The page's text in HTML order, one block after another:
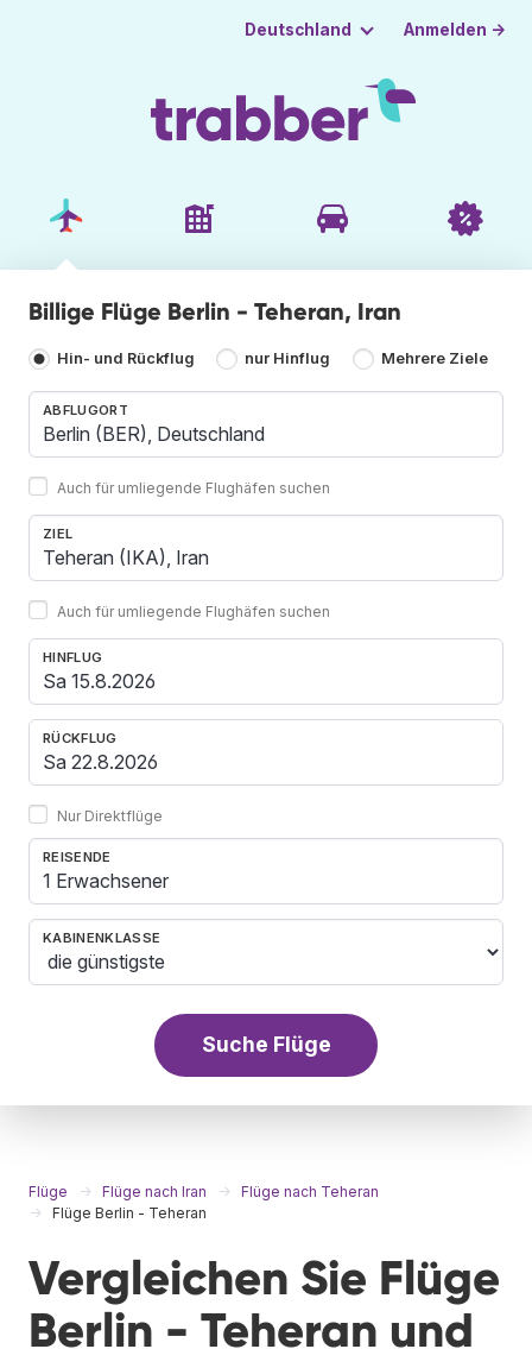
Deutschland Anmelden →
Billige Flüge Berlin - Teheran, Iran
Hin- und Rückflug nur Hinflug Mehrere Ziele
ABFLUGORT
Auch für umliegende Flughäfen suchen
ZIEL
Auch für umliegende Flughäfen suchen
HINFLUG
RÜCKFLUG
Nur Direktflüge
REISENDE
1 Erwachsener
KABINENKLASSE
Suche Flüge
Flüge Flüge nach Iran
Flüge nach Teheran
Flüge Berlin - Teheran
Vergleichen Sie Flüge
Berlin - Teheran und